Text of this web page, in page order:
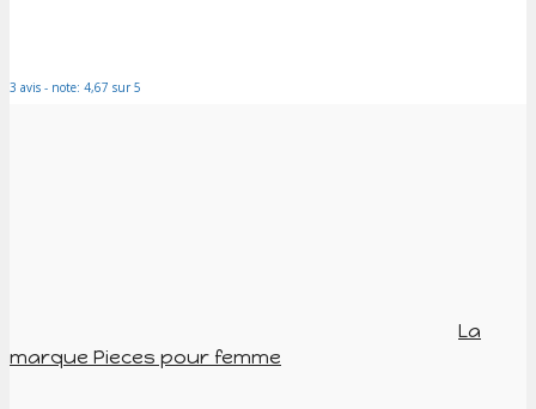
3 avis - note: 4,67 sur 5
La
marque Pieces pour femme